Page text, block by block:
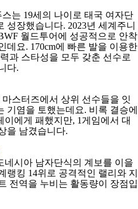
스는 19세의 나이로 태국 여자단
성장했습니다. 2023년 세계주니
월드투어에 성공적으로 안착
데요. 170cm에 빠른 발을 이용한
과 스타성을 모두 갖춘 선수로
다.
스터즈에서 상위 선수들을 잇
기염을 토했는데요. 비록 결승에
이에게 패했지만, 1게임에서 대
을 남겼습니다.
네시아 남자단식의 계보를 이을
랭킹 14위로 공격적인 랠리와 지
전역을 누비는 활동량이 장점입